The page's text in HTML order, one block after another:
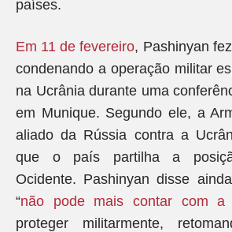
países.
Em 11 de fevereiro, Pashinyan
condenando a operação militar
na Ucrânia durante uma
em Munique. Segundo ele, a
aliado da Rússia contra a
que o país partilha a
Ocidente. Pashinyan disse
“não pode mais contar com a
proteger militarmente,